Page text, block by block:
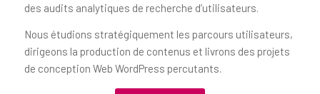
des audits analytiques de recherche d’utilisateurs.
Nous étudions stratégiquement les parcours utilisateurs,
dirigeons la production de contenus et livrons des projets
de conception Web WordPress percutants.